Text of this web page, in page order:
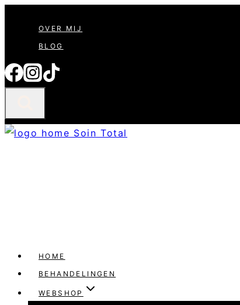
inhoud
OVER MIJ
BLOG
HOME
BEHANDELINGEN
WEBSHOP